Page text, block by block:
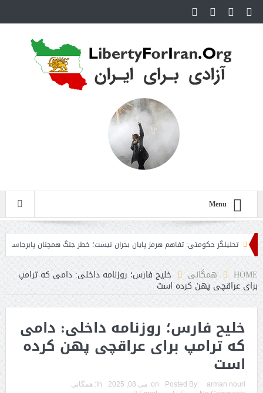
Menu
تحلیلگر حکومتی: تفاهم هرمز پایان بحران نیست؛ خطر جنگ همچنان پابرجاست
HOME همگانی خلیح فارس؛ روزنامه داخلی: دامی که ترامپ
برای عراقچی پهن کرده است
خلیح فارس؛ روزنامه داخلی: دامی
که ترامپ برای عراقچی پهن کرده
است
Posted By: arman nouri
on: می 08, 2025 In: همگانی